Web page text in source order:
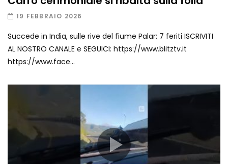
19 FEBBRAIO 2026
Succede in India, sulle rive del fiume Palar: 7 feriti ISCRIVITI
AL NOSTRO CANALE e SEGUICI: https://www.blitztv.it
https://www.face...